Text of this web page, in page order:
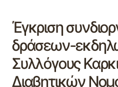
Έγκριση
δράσεων-
Συλλόγους
Διαβητικών